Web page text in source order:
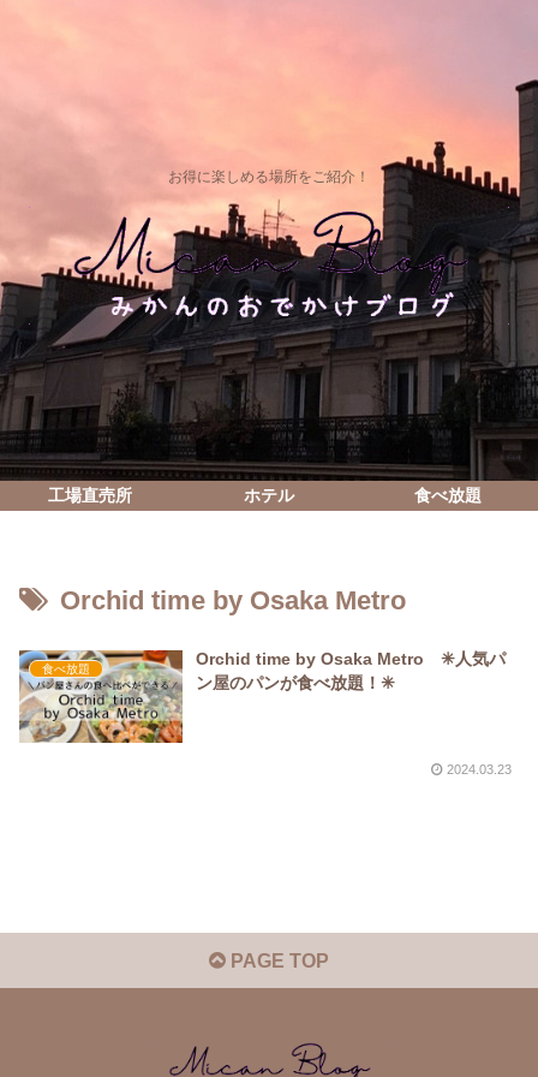
お得に楽しめる場所をご紹介！
工場直売所 ホテル 食べ放題
Orchid time by Osaka Metro
食べ放題
Orchid time by Osaka Metro ✳︎人気パ
ン屋のパンが食べ放題！✳︎
2024.03.23
PAGE TOP